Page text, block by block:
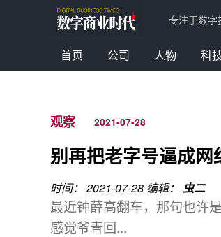
专注于数字
首页 公司 人物 科
观察 2021-07-28
别再把老字号逼成网
时间： 2021-07-28编辑： 虫二
最近钟薛高翻车，那句也许
感觉爷青回...